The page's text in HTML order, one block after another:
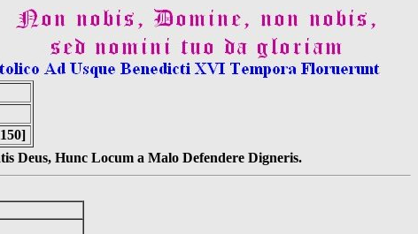
Deus, Hunc Locum a Malo Defendere Digneris.